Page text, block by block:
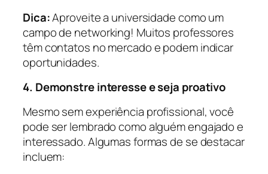
Dica:Aproveite a universidade como um
campo de networking! Muitos professores
têm contatos no mercado e podem indicar
oportunidades.
4. Demonstre interesse e seja proativo
Mesmo sem experiência profissional, você
pode ser lembrado como alguém engajado e
interessado. Algumas formas de se destacar
incluem: